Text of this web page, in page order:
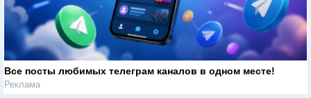
Все посты любимых телеграм каналов в одном месте!
Реклама